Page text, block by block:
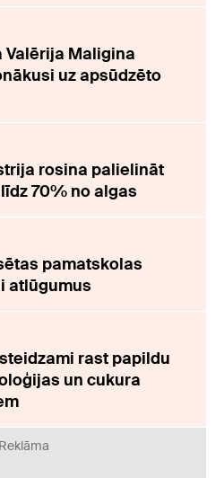
Valērija Maligina
uz apsūdzēto
rosina palielināt
70% no algas
pamatskolas
atlūgumus
rast papildu
un cukura
Reklāma